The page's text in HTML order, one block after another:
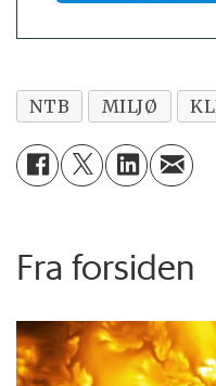
NTB MILJØ
Fra forsiden